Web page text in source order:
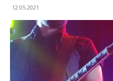
12.05.2021